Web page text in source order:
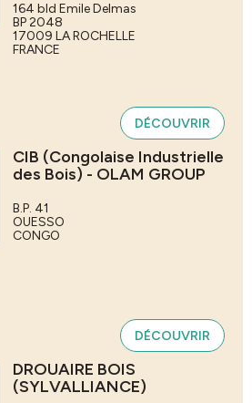
164 bld Emile Delmas
BP 2048
17009 LA ROCHELLE
FRANCE
DÉCOUVRIR
CIB (Congolaise Industrielle
des Bois) - OLAM GROUP
B.P. 41
OUESSO
CONGO
DÉCOUVRIR
DROUAIRE BOIS
(SYLVALLIANCE)